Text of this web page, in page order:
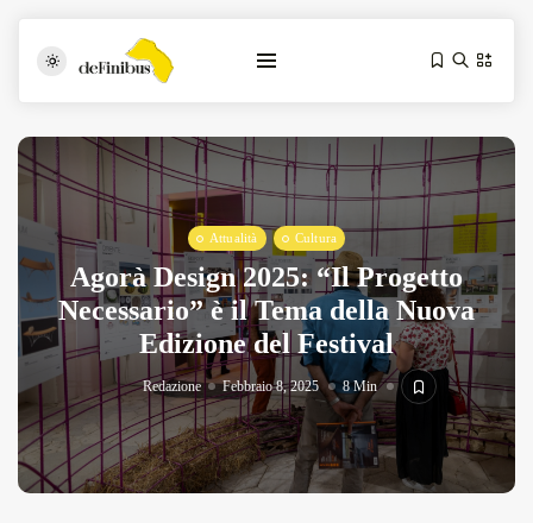
Iosonouncane A Lecce: Concerto Acustico...
Luglio 17, 2026 13 Min
Tarantarte Al Festival De Fès...
Giugno 4, 2026 15 Min
Attualità Cultura
Agorà Design 2025: “Il Progetto
Necessario” è il Tema della Nuova
Edizione del Festival
Redazione Febbraio 8, 2025 8 Min